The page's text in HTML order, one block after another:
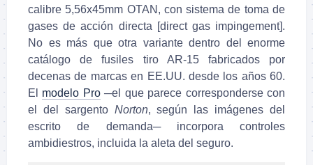
calibre 5,56x45mm OTAN, con sistema de toma de
gases de acción directa [direct gas impingement].
No es más que otra variante dentro del enorme
catálogo de fusiles tiro AR-15 fabricados por
decenas de marcas en EE.UU. desde los años 60.
El modelo Pro─el que parece corresponderse con
el del sargento Norton, según las imágenes del
escrito de demanda─ incorpora controles
ambidiestros, incluida la aleta del seguro.